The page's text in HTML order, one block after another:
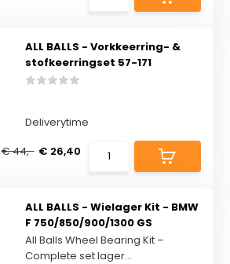
ALL BALLS - Vorkkeerring- &
stofkeerringset 57-171
Deliverytime
€ 44,- € 26,40
ALL BALLS - Wielager Kit - BMW
F 750/850/900/1300 GS
All Balls Wheel Bearing Kit –
Complete set lager...